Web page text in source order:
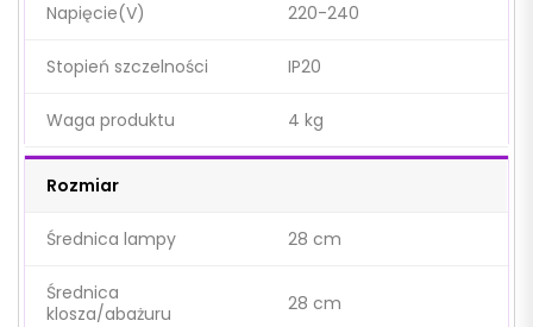
Napięcie(V) 220-240
Stopień szczelności IP20
Waga produktu 4 kg
Rozmiar
Średnica lampy 28 cm
Średnica
klosza/abażuru
28 cm